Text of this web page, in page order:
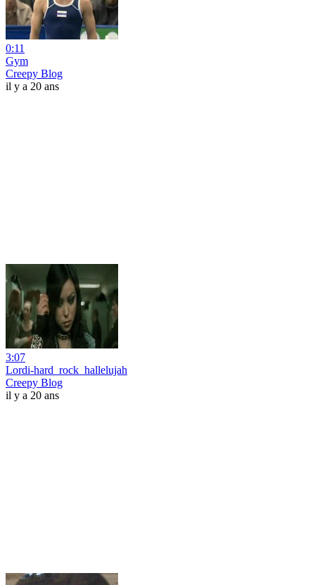
0:11
Gym
Creepy Blog
il y a 20 ans
3:07
Lordi-hard_rock_hallelujah
Creepy Blog
il y a 20 ans